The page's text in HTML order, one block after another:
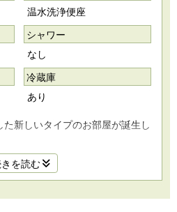
温水洗浄便座
シャワー
なし
冷蔵庫
あり
新しいタイプのお部屋が誕生し
ベッドでの快適な眠りを叶える設
ご家族やカップル・ご夫婦様など
調和した新しいスタイルの和室
を読む